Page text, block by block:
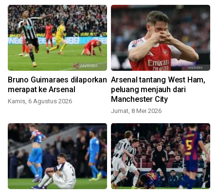
Bruno Guimaraes dilaporkan
merapat ke Arsenal
Kamis, 6 Agustus 2026
Arsenal tantang West Ham,
peluang menjauh dari
Manchester City
Jumat, 8 Mei 2026